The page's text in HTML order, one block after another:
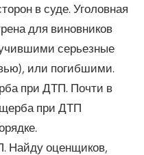
в суде. Уголовная
для виновников
серьезные
или погибшими.
при ДТП. Почти в
при ДТП
Найду оценщиков,